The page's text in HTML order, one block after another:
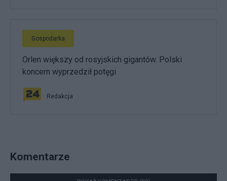
Gospodarka
Orlen większy od rosyjskich gigantów. Polski
koncern wyprzedził potęgi
Redakcja
Komentarze